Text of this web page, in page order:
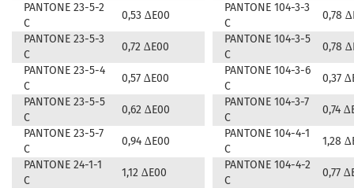
PANTONE 23-5-2
C
0,53 ∆E00
PANTONE 104-3-3
C
0,78
PANTONE 23-5-3
C
0,72 ∆E00
PANTONE 104-3-5
C
0,78
PANTONE 23-5-4
C
0,57 ∆E00
PANTONE 104-3-6
C
0,37
PANTONE 23-5-5
C
0,62 ∆E00
PANTONE 104-3-7
C
0,74
PANTONE 23-5-7
C
0,94 ∆E00
PANTONE 104-4-1
C
1,28
PANTONE 24-1-1
C
1,12 ∆E00
PANTONE 104-4-2
C
0,77